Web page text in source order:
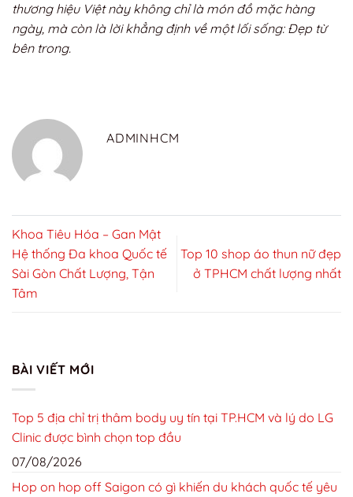
thương hiệu Việt này không chỉ là món đồ mặc hàng
ngày, mà còn là lời khẳng định về một lối sống: Đẹp từ
bên trong.
ADMINHCM
Khoa Tiêu Hóa – Gan Mật
Hệ thống Đa khoa Quốc tế
Sài Gòn Chất Lượng, Tận
Tâm
Top 10 shop áo thun nữ đẹp
ở TPHCM chất lượng nhất
BÀI VIẾT MỚI
Top 5 địa chỉ trị thâm body uy tín tại TP.HCM và lý do LG
Clinic được bình chọn top đầu
07/08/2026
Hop on hop off Saigon có gì khiến du khách quốc tế yêu